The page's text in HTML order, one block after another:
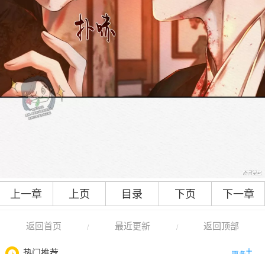
上一章 上页 目录 下页 下一章
返回首页 / 最近更新 / 返回顶部
热门推荐